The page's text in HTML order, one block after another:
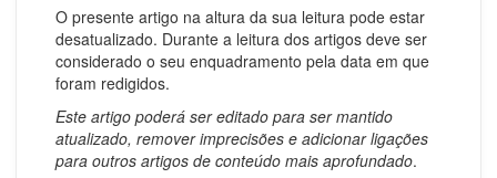
O presente artigo na altura da sua leitura pode estar
desatualizado. Durante a leitura dos artigos deve ser
considerado o seu enquadramento pela data em que
foram redigidos.
Este artigo poderá ser editado para ser mantido
atualizado, remover imprecisões e adicionar ligações
para outros artigos de conteúdo mais aprofundado.